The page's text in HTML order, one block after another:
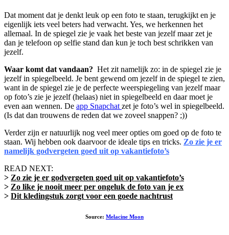
Dat moment dat je denkt leuk op een foto te staan, terugkijkt en je
eigenlijk iets veel beters had verwacht. Yes, we herkennen het
allemaal. In de spiegel zie je vaak het beste van jezelf maar zet je
dan je telefoon op selfie stand dan kun je toch best schrikken van
jezelf.
Waar komt dat vandaan? Het zit namelijk zo: in de spiegel zie je
jezelf in spiegelbeeld. Je bent gewend om jezelf in de spiegel te zien,
want in de spiegel zie je de perfecte weerspiegeling van jezelf maar
op foto’s zie je jezelf (helaas) niet in spiegelbeeld en daar moet je
even aan wennen. De app Snapchat zet je foto’s wel in spiegelbeeld.
(Is dat dan trouwens de reden dat we zoveel snappen? ;))
Verder zijn er natuurlijk nog veel meer opties om goed op de foto te
staan. Wij hebben ook daarvoor de ideale tips en tricks. Zo zie je er
namelijk godvergeten goed uit op vakantiefoto’s
READ NEXT:
> Zo zie je er godvergeten goed uit op vakantiefoto’s
> Zo like je nooit meer per ongeluk de foto van je ex
> Dit kledingstuk zorgt voor een goede nachtrust
Source: Melacine Moon